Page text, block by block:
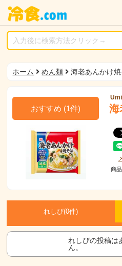
ホーム めん類 海老あんかけ
おすすめ (1件) 海
商
れしぴ(0件)
れしぴの投稿は
ん。